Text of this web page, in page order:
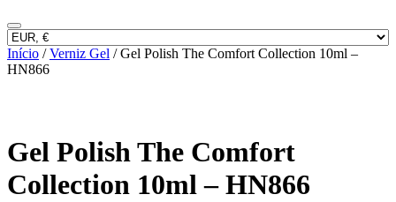
Início /Verniz Gel / Gel Polish The Comfort Collection 10ml –
HN866
Gel Polish The Comfort
Collection 10ml – HN866